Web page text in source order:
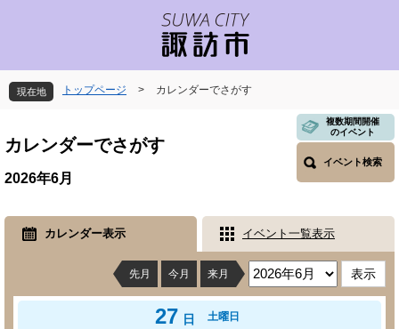
先
頭
す
を
飛
し
本
へ
現在地 トップページ > カレンダーでさがす
文
カレンダーでさがす
複数期間開催
のイベント
イベント検索
2026年6月
カレンダー表示 イベント一覧表示
先月 今月 来月
27 日 土曜日